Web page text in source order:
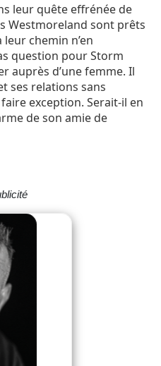
leur quête effrénée de
Westmoreland sont prêts
chemin n’en
question pour Storm
auprès d’une femme. Il
ses relations sans
exception. Serait-il en
de son amie de